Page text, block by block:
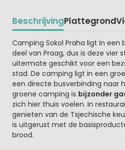
BeschrijvingPlattegrond
Beschrijving
Camping Sokol Praha ligt in een
deel van Praag, dus is deze vier
uitermate geschikt voor een
stad. De camping ligt in een
een directe busverbinding naar
groene camping is bijzonder
zich hier thuis voelen. In
genieten van de Tsjechische
is uitgerust met de
brood.